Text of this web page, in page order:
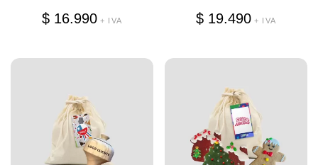
$16.990 + IVA $19.490 + IVA